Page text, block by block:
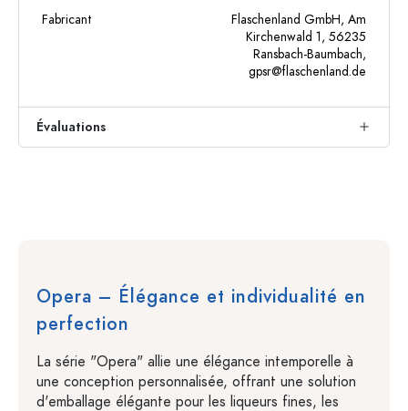
Fabricant
Flaschenland GmbH, Am
Kirchenwald 1, 56235
Ransbach-Baumbach,
gpsr@flaschenland.de
Évaluations
Opera – Élégance et individualité en
perfection
La série "Opera" allie une élégance intemporelle à
une conception personnalisée, offrant une solution
d'emballage élégante pour les liqueurs fines, les